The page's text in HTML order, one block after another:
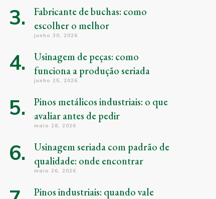
Fabricante de buchas: como
escolher o melhor
junho 30, 2026
Usinagem de peças: como
funciona a produção seriada
junho 25, 2026
Pinos metálicos industriais: o que
avaliar antes de pedir
maio 28, 2026
Usinagem seriada com padrão de
qualidade: onde encontrar
maio 26, 2026
Pinos industriais: quando vale